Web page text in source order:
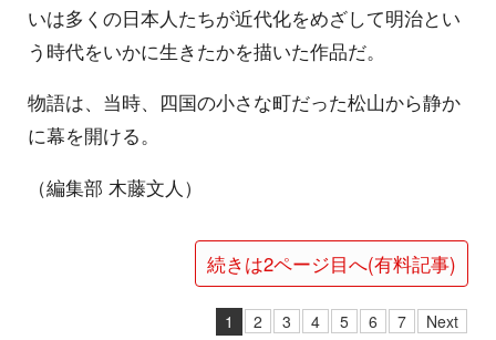
いは多くの日本人たちが近代化をめざして明治とい
う時代をいかに生きたかを描いた作品だ。
物語は、当時、四国の小さな町だった松山から静か
に幕を開ける。
（編集部 木藤文人）
続きは2ページ目へ(有料記事)
1 2 3 4 5 6 7 Next